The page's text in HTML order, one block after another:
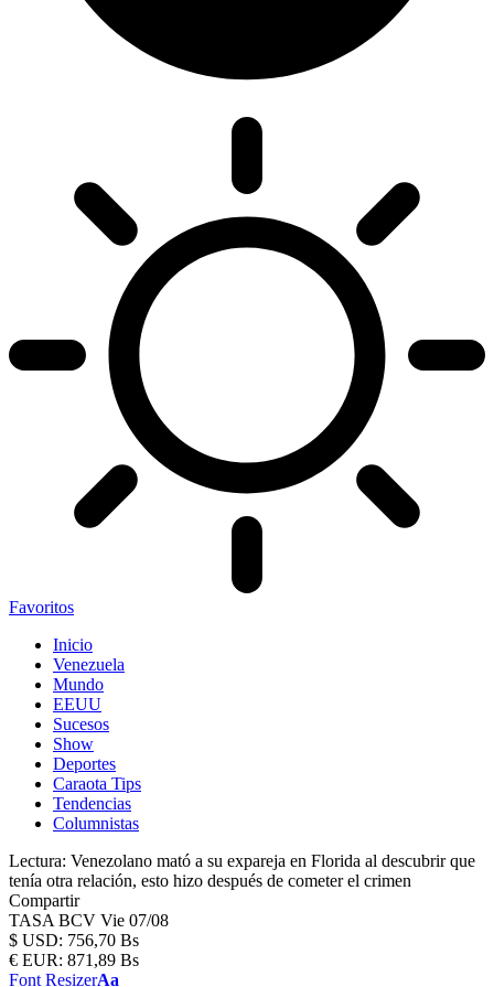
Favoritos
Inicio
Venezuela
Mundo
EEUU
Sucesos
Show
Deportes
Caraota Tips
Tendencias
Columnistas
Lectura: Venezolano mató a su expareja en Florida al descubrir que
tenía otra relación, esto hizo después de cometer el crimen
Compartir
TASA BCV Vie 07/08
$ USD: 756,70 Bs
€ EUR: 871,89 Bs
Font ResizerAa